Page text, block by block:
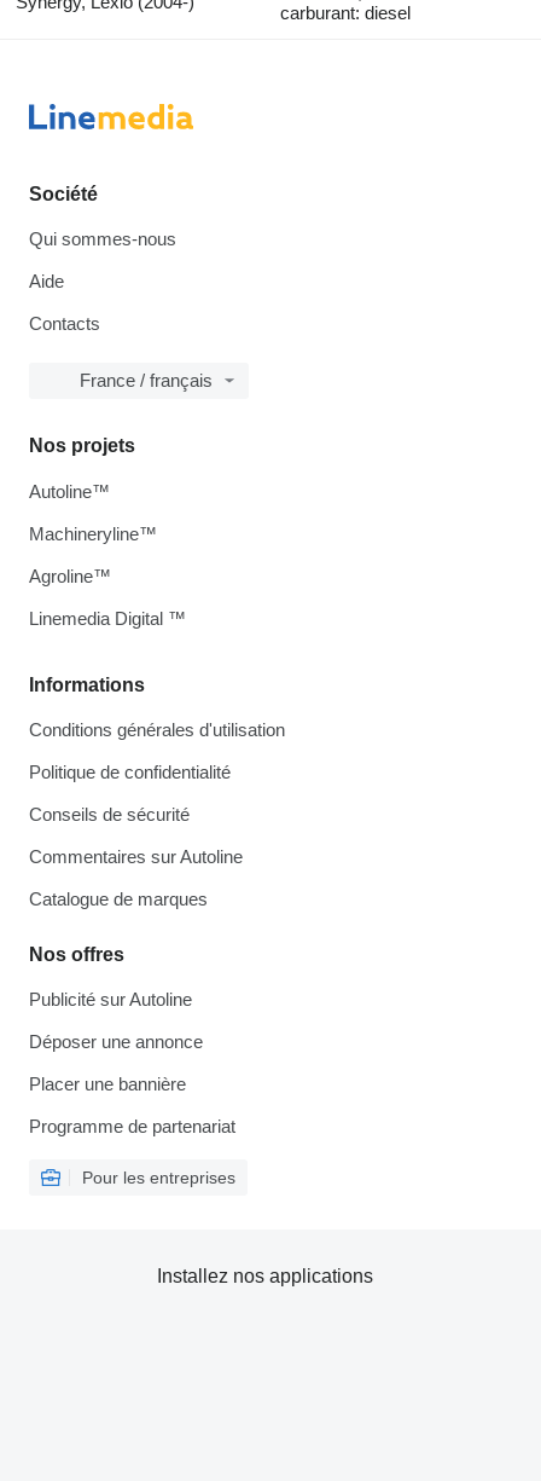
carburant: diesel
Société
Qui sommes-nous
Aide
Contacts
France / français
Informations
Conditions générales d'utilisation
Politique de confidentialité
Conseils de sécurité
Commentaires sur Autoline
Catalogue de marques
Nos offres
Publicité sur Autoline
Déposer une annonce
Placer une bannière
Programme de partenariat
Pour les entreprises
Nos projets
Autoline™
Machineryline™
Agroline™
Linemedia Digital ™
Installez nos applications